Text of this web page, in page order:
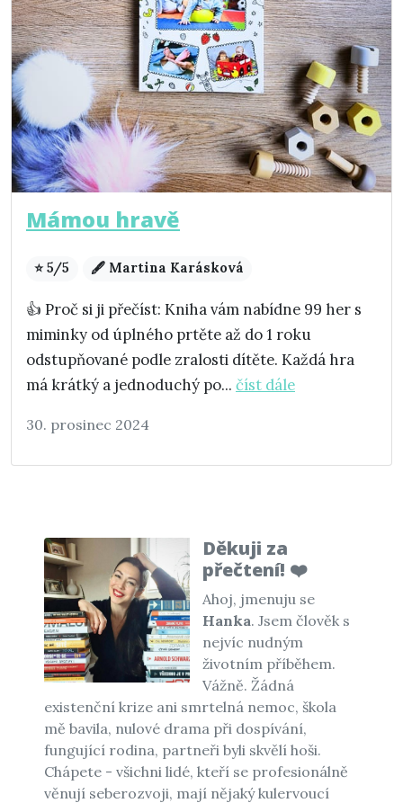
Mámou hravě
⭐ 5/5 🖋️ Martina Karásková
👍 Proč si ji přečíst: Kniha vám nabídne 99 her s
miminky od úplného prtěte až do 1 roku
odstupňované podle zralosti dítěte. Každá hra
má krátký a jednoduchý po... číst dále
30. prosinec 2024
Děkuji za
přečtení! ❤️
Ahoj, jmenuju se
Hanka. Jsem člověk s
nejvíc nudným
životním příběhem.
Vážně. Žádná
existenční krize ani smrtelná nemoc, škola
mě bavila, nulové drama při dospívání,
fungující rodina, partneři byli skvělí hoši.
Chápete - všichni lidé, kteří se profesionálně
věnují seberozvoji, mají nějaký kulervoucí